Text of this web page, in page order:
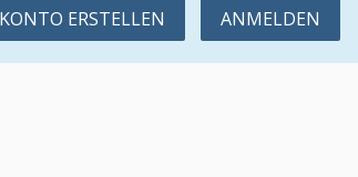
ERSTELLEN ANMELDEN